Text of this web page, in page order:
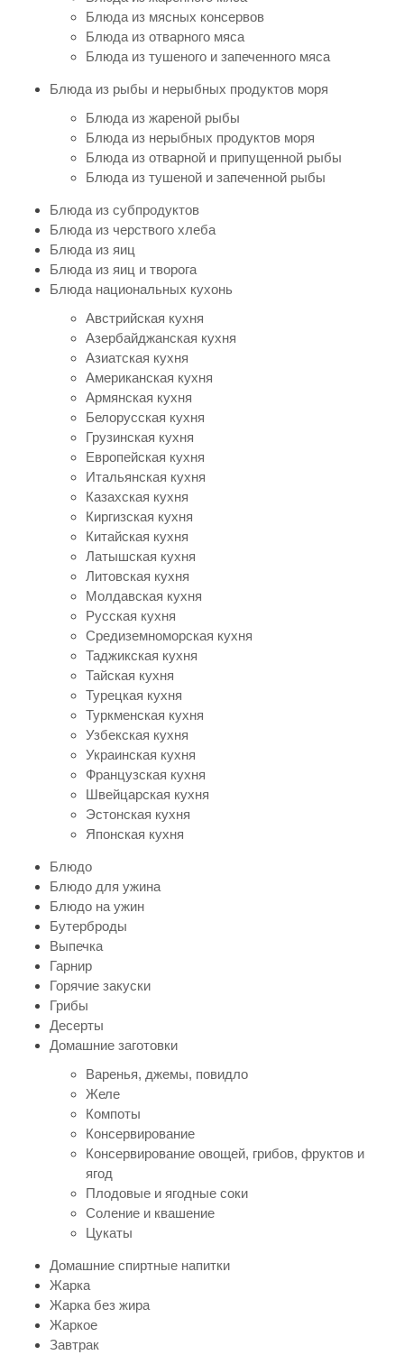
Блюда из мясных консервов
Блюда из отварного мяса
Блюда из тушеного и запеченного мяса
Блюда из рыбы и нерыбных продуктов моря
Блюда из жареной рыбы
Блюда из нерыбных продуктов моря
Блюда из отварной и припущенной рыбы
Блюда из тушеной и запеченной рыбы
Блюда из субпродуктов
Блюда из черствого хлеба
Блюда из яиц
Блюда из яиц и творога
Блюда национальных кухонь
Австрийская кухня
Азербайджанская кухня
Азиатская кухня
Американская кухня
Армянская кухня
Белорусская кухня
Грузинская кухня
Европейская кухня
Итальянская кухня
Казахская кухня
Киргизская кухня
Китайская кухня
Латышская кухня
Литовская кухня
Молдавская кухня
Русская кухня
Средиземноморская кухня
Таджикская кухня
Тайская кухня
Турецкая кухня
Туркменская кухня
Узбекская кухня
Украинская кухня
Французская кухня
Швейцарская кухня
Эстонская кухня
Японская кухня
Блюдо
Блюдо для ужина
Блюдо на ужин
Бутерброды
Выпечка
Гарнир
Горячие закуски
Грибы
Десерты
Домашние заготовки
Варенья, джемы, повидло
Желе
Компоты
Консервирование
Консервирование овощей, грибов, фруктов и
ягод
Плодовые и ягодные соки
Соление и квашение
Цукаты
Домашние спиртные напитки
Жарка
Жарка без жира
Жаркое
Завтрак